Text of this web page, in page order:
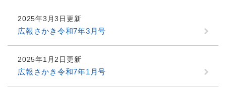
2025年3月3日更新
広報さかき令和7年3月号
2025年1月2日更新
広報さかき令和7年1月号